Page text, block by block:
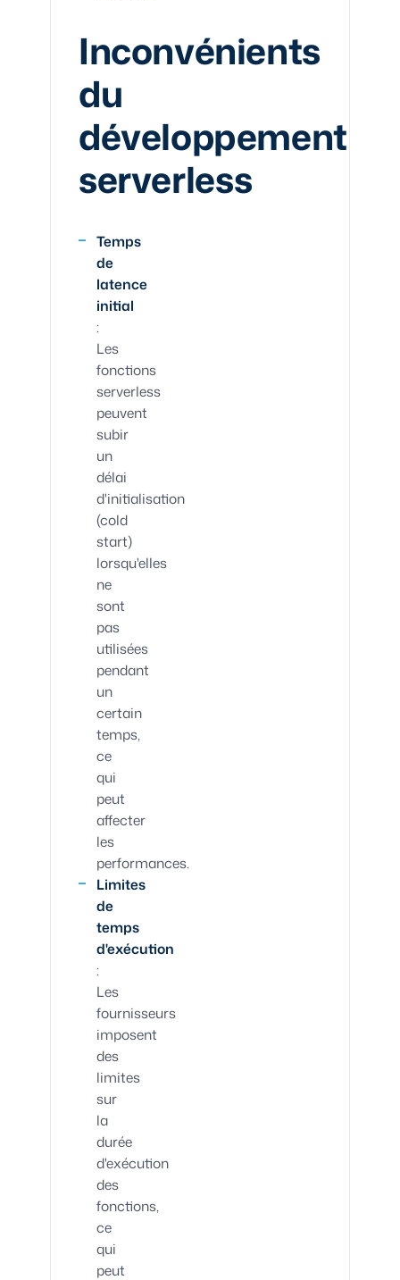
Inconvénients
du
développement
serverless
Temps
de
latence
initial
:
Les
fonctions
serverless
peuvent
subir
un
délai
d'initialisation
(cold
start)
lorsqu'elles
ne
sont
pas
utilisées
pendant
un
certain
temps,
ce
qui
peut
affecter
les
performances.
Limites
de
temps
d'exécution
:
Les
fournisseurs
imposent
des
limites
sur
la
durée
d'exécution
des
fonctions,
ce
qui
peut